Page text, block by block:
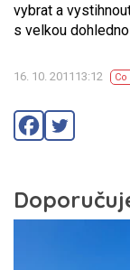
vybrat a
s velkou
16. 10. 201113:12